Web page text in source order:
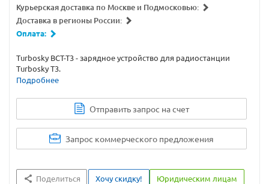
Курьерская доставка по Москве и Подмосковью:
Доставка в регионы России:
Оплата:
Turbosky BCT-T3 - зарядное устройство для радиостанции
Turbosky T3.
Подробнее
Отправить запрос на счет
Запрос коммерческого предложения
Поделиться Хочу скидку! Юридическим лицам